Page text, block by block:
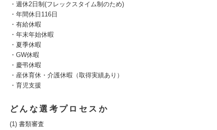
・週休2日制(フレックスタイム制のため)
・年間休日116日
・有給休暇
・年末年始休暇
・夏季休暇
・GW休暇
・慶弔休暇
・産休育休・介護休暇（取得実績あり）
・育児支援
どんな選考プロセスか
(1) 書類審査